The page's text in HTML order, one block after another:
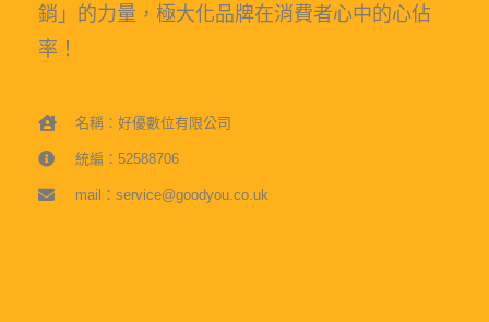
銷」的力量，極大化品牌在消費者心中的心佔
率！
名稱：好優數位有限公司
統編：52588706
mail：service@goodyou.co.uk